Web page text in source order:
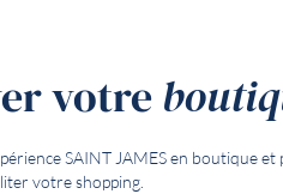
votre
SAINT JAMES en boutique et
votre shopping.